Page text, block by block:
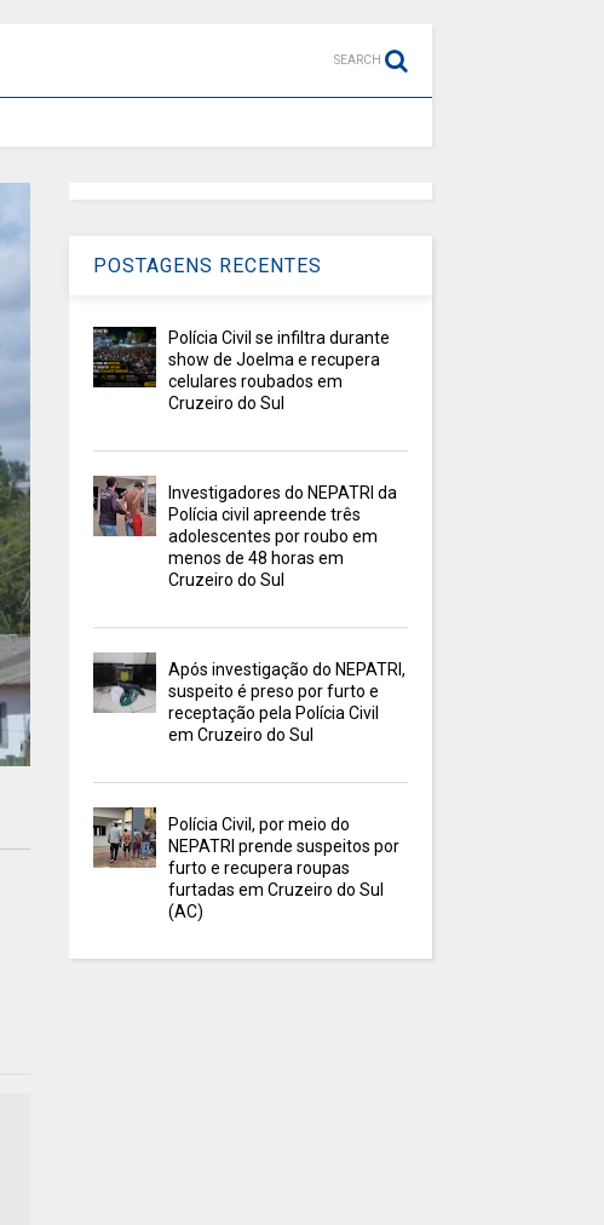
SEARCH
POSTAGENS RECENTES
Polícia Civil se infiltra durante
show de Joelma e recupera
celulares roubados em
Cruzeiro do Sul
Investigadores do NEPATRI da
Polícia civil apreende três
adolescentes por roubo em
menos de 48 horas em
Cruzeiro do Sul
Após investigação do NEPATRI,
suspeito é preso por furto e
receptação pela Polícia Civil
em Cruzeiro do Sul
Polícia Civil, por meio do
NEPATRI prende suspeitos por
furto e recupera roupas
furtadas em Cruzeiro do Sul
(AC)